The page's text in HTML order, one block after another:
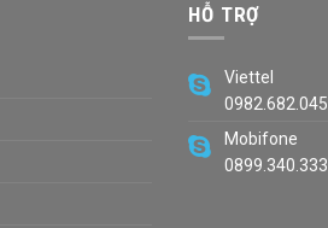
HỖ TRỢ
Viettel
0982.682.045
Mobifone
0899.340.333